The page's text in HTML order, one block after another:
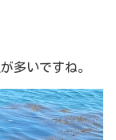
多いですね。